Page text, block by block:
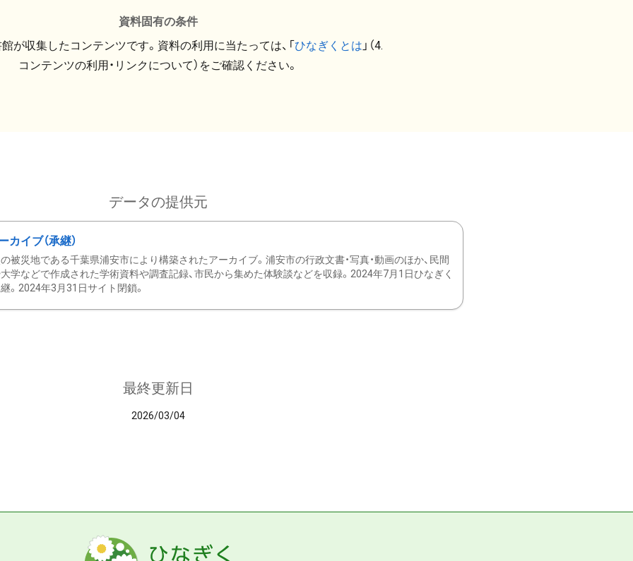
資料固有の条件
が収集したコンテンツです。資料の利用に当たっては、「ひなぎくとは 」（4.
コンテンツの利用・リンクについて）をご確認ください。
データの提供元
イブ（承継）
被災地である千葉県浦安市により構築されたアーカイブ。浦安市の行政文書・写真・動画のほか、民間
学などで作成された学術資料や調査記録、市民から集めた体験談などを収録。2024年7月1日ひなぎく
。2024年3月31日サイト閉鎖。
最終更新日
2026/03/04